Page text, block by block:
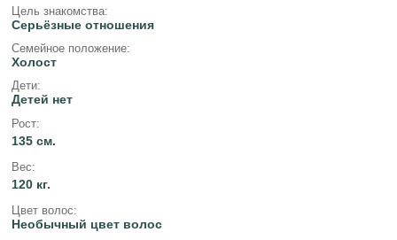
Цель знакомства:
Серьёзные отношения
Семейное положение:
Холост
Дети:
Детей нет
Рост:
135 см.
Вес:
120 кг.
Цвет волос:
Необычный цвет волос